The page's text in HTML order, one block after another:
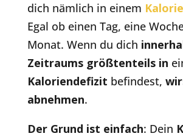
dich nämlich in einem
Egal ob einen Tag, eine
Monat. Wenn du dich
Zeitraums größtenteils in
Kaloriendefizit befindest,
abnehmen.
Der Grund ist einfach: Dein